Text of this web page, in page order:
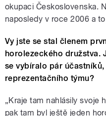
okupaci Československa.
naposledy v roce 2006 a
Vy jste se stal členem
horolezeckého družstva.
se vybíralo pár
reprezentačního týmu?
„Kraje tam nahlásily svoje
pak tam byl ještě jeden